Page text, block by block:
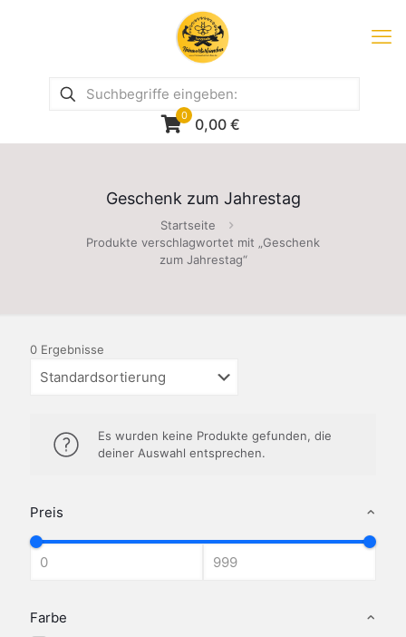
0 0,00 €
Geschenk zum Jahrestag
Startseite
Produkte verschlagwortet mit „Geschenk
zum Jahrestag“
Preis
Farbe
0 Ergebnisse
Es wurden keine Produkte gefunden, die
deiner Auswahl entsprechen.